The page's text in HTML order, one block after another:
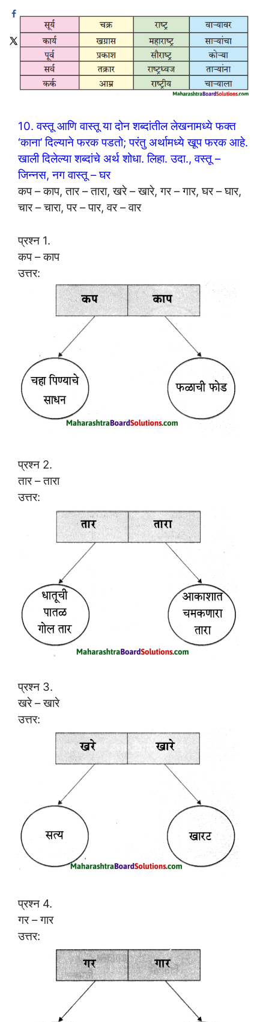
10. वस्तू आणि वास्तू या दोन शब्दांतील लेखनामध्ये फक्त
‘काना’ दिल्याने फरक पडतो; परंतु अर्थामध्ये खूप फरक आहे.
खाली दिलेल्या शब्दांचे अर्थ शोधा. लिहा. उदा., वस्तू –
जिन्नस, नग वास्तू – घर
कप – काप, तार – तारा, खरे – खारे, गर – गार, घर – घार,
चार – चारा, पर – पार, वर – वार
प्रश्न 1.
कप – काप
उत्तर:
प्रश्न 2.
तार – तारा
उत्तर:
प्रश्न 3.
खरे – खारे
उत्तर:
प्रश्न 4.
गर – गार
उत्तर: